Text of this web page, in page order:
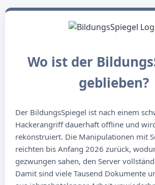
Wo ist der
geblieben?
Der BildungsSpiegel ist nach einem
Hackerangriff dauerhaft offline und
rekonstruiert. Die Manipulationen mit
reichten bis Anfang 2026 zurück,
gezwungen sahen, den Server
Damit sind viele Tausend Dokumente